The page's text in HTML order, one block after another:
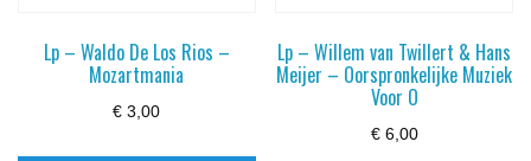
Lp – Waldo De Los Rios –
Mozartmania
€ 3,00
Lp – Willem van Twillert & Hans
Meijer – Oorspronkelijke Muziek
Voor O
€6,00